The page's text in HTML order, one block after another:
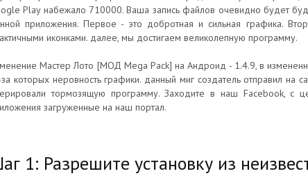
Play набежало 710000. Ваша запись файлов очевидно будет
приложения. Первое - это добротная и сильная графика.
иконками. далее, мы достигаем великолепную программу.
Мастер Лото [МОД Mega Pack] на Андроид - 1.4.9, в
которых неровность графики. данный миг создатель отправил на
тормозящую программу. Заходите в наш Facebook, с
загруженные на наш портал.
1: Разрешите установку из